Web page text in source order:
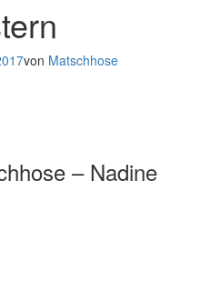
von Matschhose
– Nadine